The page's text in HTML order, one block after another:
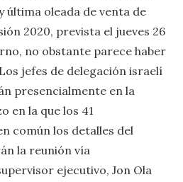
última oleada de venta de
2020, prevista el jueves 26
no obstante parece haber
jefes de delegación israelí
presencialmente en la
en la que los 41
común los detalles del
la reunión vía
ejecutivo, Jon Ola